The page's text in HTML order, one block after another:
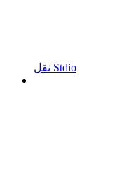
نقل Stdio